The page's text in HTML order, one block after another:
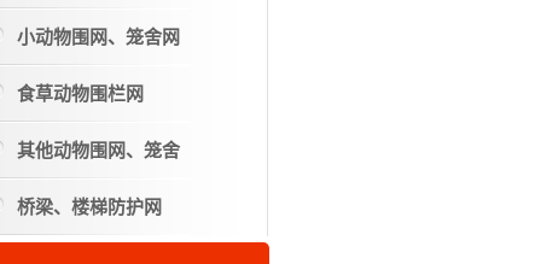
小动物围网、笼舍网
食草动物围栏网
其他动物围网、笼舍
桥梁、楼梯防护网